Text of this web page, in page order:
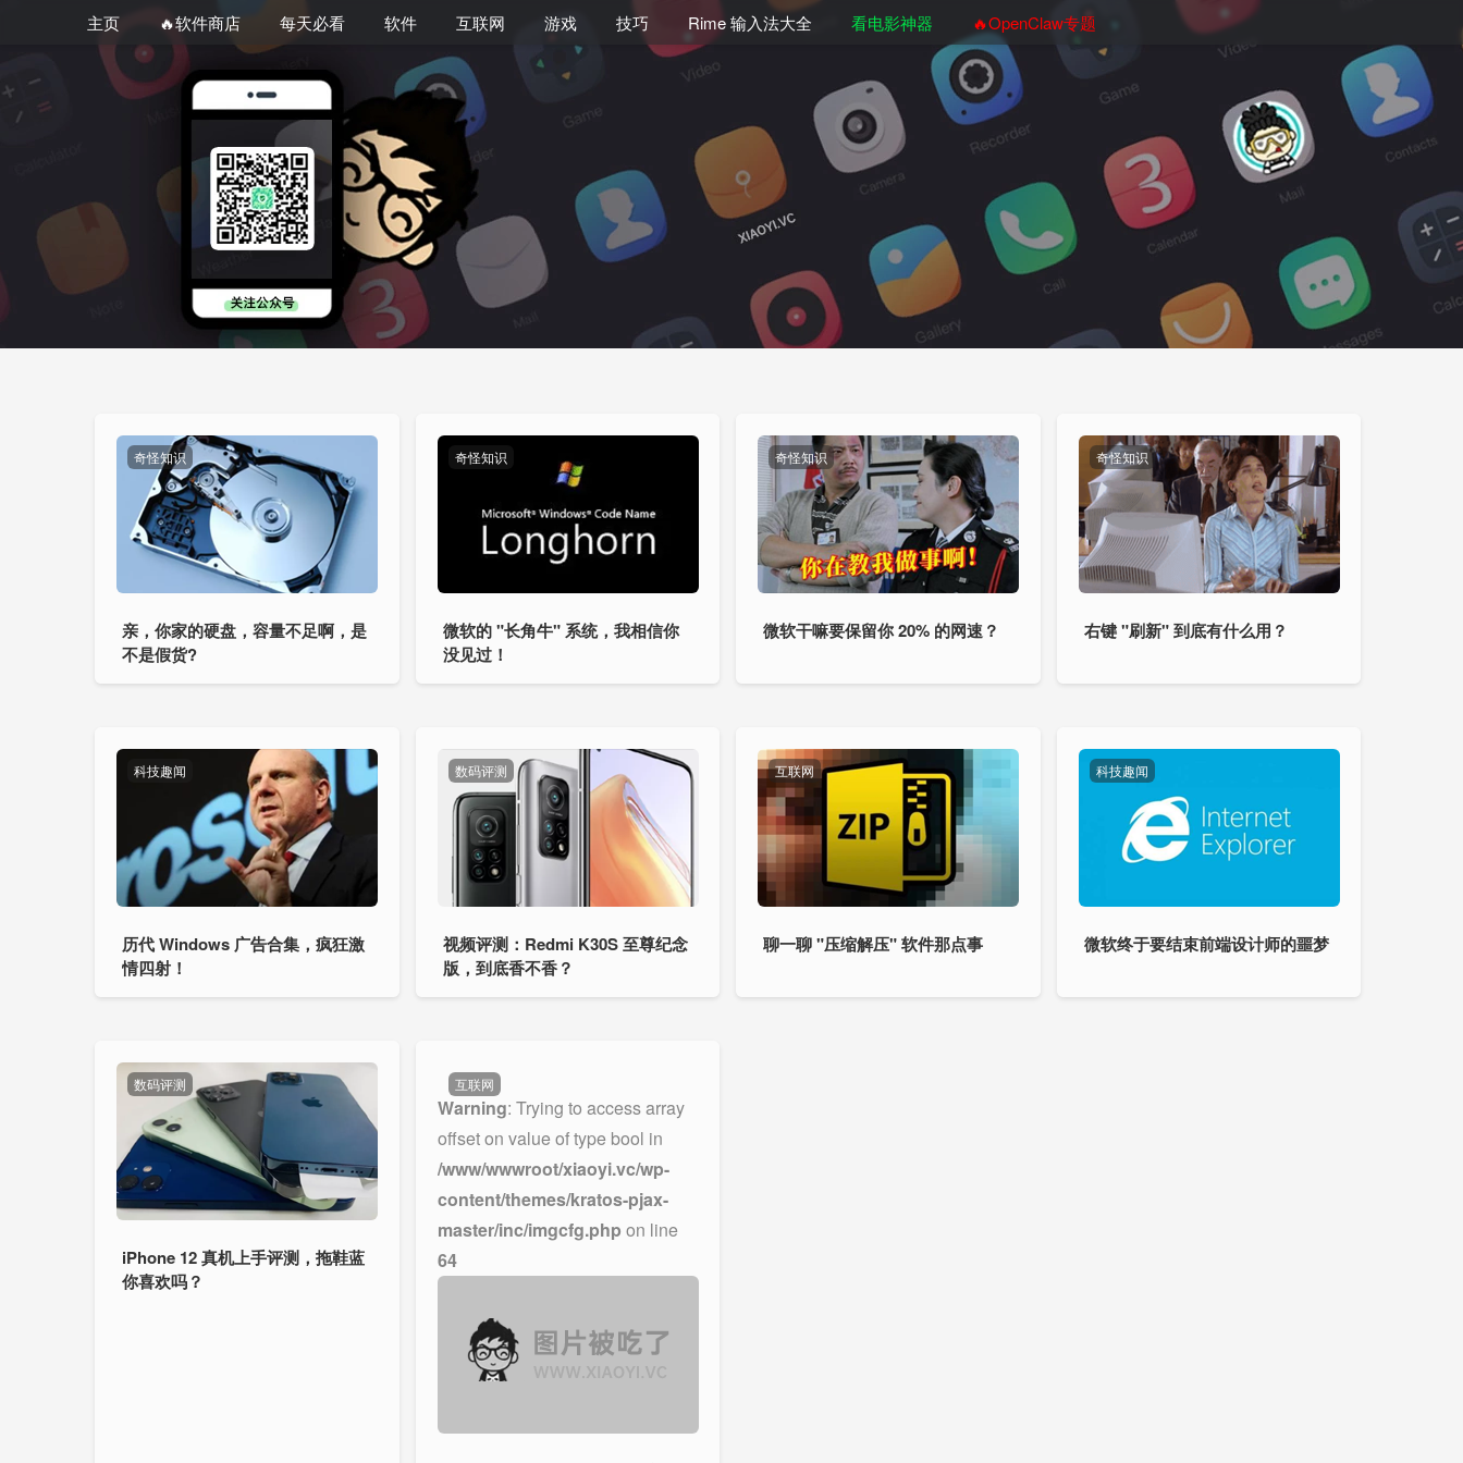
主页 🔥软件商店 每天必看 软件 互联网 游戏 技巧 Rime 输入法大全 看电影神器 🔥OpenClaw专题
奇怪知识
亲，你家的硬盘，容量不足啊，是
不是假货?
奇怪知识
微软的 "长角牛" 系统，我相信你
没见过！
奇怪知识
微软干嘛要保留你 20% 的网速？
奇怪知识
右键 "刷新" 到底有什么用？
科技趣闻
历代 Windows 广告合集，疯狂激
情四射！
数码评测
视频评测：Redmi K30S 至尊纪念
版，到底香不香？
互联网
聊一聊 "压缩解压" 软件那点事
科技趣闻
微软终于要结束前端设计师的噩梦
数码评测
iPhone 12 真机上手评测，拖鞋蓝
你喜欢吗？
互联网
Warning: Trying to access array
offset on value of type bool in
/www/wwwroot/xiaoyi.vc/wp-
content/themes/kratos-pjax-
master/inc/imgcfg.php on line
64